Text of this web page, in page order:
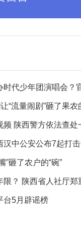
团演唱会？官方回应：纯
“流量闹剧”砸了果农
方依法查处一起涉高考网络
布7起打击整治网谣网暴典型
”砸了农户的“碗”
厅郑重声明 谨防职称评审不实言
台5月辟谣榜